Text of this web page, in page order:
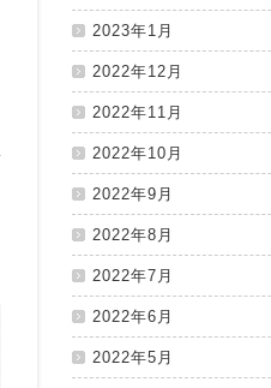
2023年1月
2022年12月
2022年11月
2022年10月
2022年9月
2022年8月
2022年7月
2022年6月
2022年5月